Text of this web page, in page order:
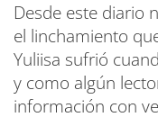
Desde este diario
el linchamiento
Yuliisa sufrió
y como algún
información con